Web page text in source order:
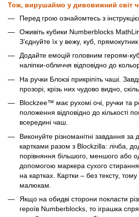
Тож, вирушаймо у дивовижний світ
Перед грою ознайомтесь з
Оживіть кубики Numberblocks
З’єднуйте їх у вежу, куб,
Додайте емоцій головним героям-
наліпки-обличчя відповідно до
На ручки Блокзі прикріпіть чаші.
прозорі, крізь них чудово видно,
Blockzee™ має рухомі очі, ручки та
положення відповідно до кількості
всередині чаш.
Виконуйте різноманітні завдання за
картками разом з Blockzilla: лічба,
порівняння більшого, меншого або
допомогою маркера сухого стирання
на картках. Картки – без тексту, тому
малюкам.
Якщо на обидві сторони покласти
героїв Numberblocks, то іграшка